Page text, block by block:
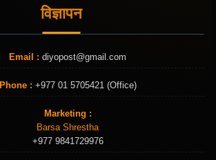
विज्ञापन
Email : diyopost@gmail.com
Phone : +977 01 5705421 (Office)
Marketing :
Barsa Shrestha
+977 9841729976